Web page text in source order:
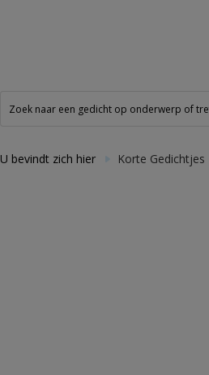
U bevindt zich hier Korte Gedichtjes